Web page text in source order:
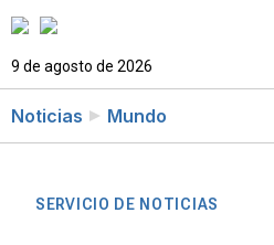
9 de agosto de 2026
Noticias Mundo
SERVICIO DE NOTICIAS